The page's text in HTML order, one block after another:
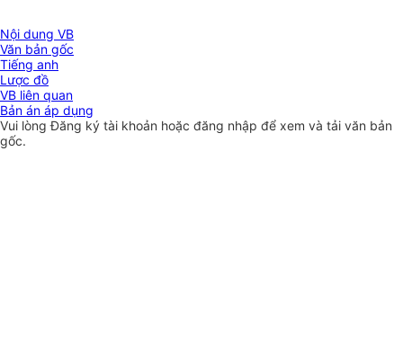
Nội dung VB
Văn bản gốc
Tiếng anh
Lược đồ
VB liên quan
Bản án áp dụng
Vui lòngĐăng ký tài khoản hoặc đăng nhập để xem và tải văn bản
gốc.